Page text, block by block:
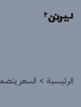
الرئيسية السعر